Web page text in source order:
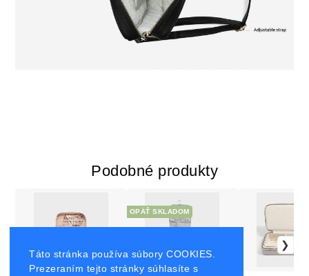
Táto stránka používa súbory COOKIES.
Prezeraním tejto stránky súhlasíte s
Podobné produkty
OPÄŤ SKLADOM